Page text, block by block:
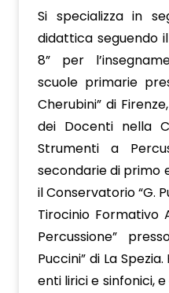
Si specializza in
didattica seguendo
8” per
scuole primarie
Cherubini” di
dei Docenti nella
Strumenti a
secondarie di primo
il Conservatorio “G.
Tirocinio Formativo
Percussione”
Puccini” di La Spezia.
enti lirici e sinfonici,